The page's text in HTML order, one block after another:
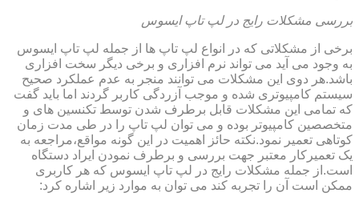
بررسی مشکلات رایج در لپ تاپ ایسوس
برخی از مشکلاتی که در انواع لپ تاپ ها از جمله لپ تاپ ایسوس
به وجود می آید می تواند نرم افزاری و برخی دیگر سخت افزاری
باشد.هر دوی این مشکلات می توانند منجر به عدم عملکرد صحیح
سیستم کامپیوتری شده و موجب آزردگی کاربر گردند اما باید گفت
که تمامی این مشکلات قابل برطرف شدن توسط تکنسین های و
متخصصین کامپیوتر بوده و می توان لپ تاپ را در طی مدت زمان
کوتاهی تعمیر نمود.نکته حائز اهمیت در این گونه مواقع،مراجعه به
یک تعمیرکار معتبر جهت بررسی و برطرف نمودن ایراد دستگاه
است.از جمله مشکلات رایج در لپ تاپ ایسوس که هر کاربری
ممکن است آن را تجربه کند می توان به موارد زیر اشاره کرد: